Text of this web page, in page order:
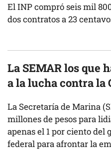
El INP compró seis mil
dos contratos a 23
La SEMAR los que
a la lucha contra la
La Secretaría de Marina
millones de pesos para
apenas el 1 por ciento del
federal para afrontar la